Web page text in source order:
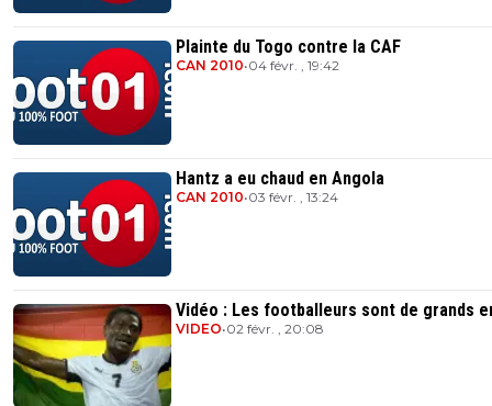
Plainte du Togo contre la CAF
CAN 2010•04 févr. , 19:42
Hantz a eu chaud en Angola
CAN 2010•03 févr. , 13:24
Vidéo : Les footballeurs sont de grands
VIDEO•02 févr. , 20:08